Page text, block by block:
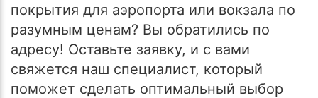
покрытия для аэропорта или вокзала по
разумным ценам? Вы обратились по
адресу! Оставьте заявку, и с вами
свяжется наш специалист, который
поможет сделать оптимальный выбор